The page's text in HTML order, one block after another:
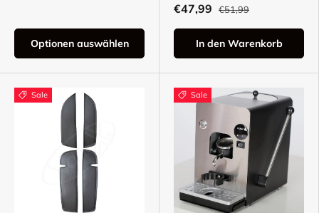
Optionen auswählen
€47,99
€51,99
In den Warenkorb
Sale Sale